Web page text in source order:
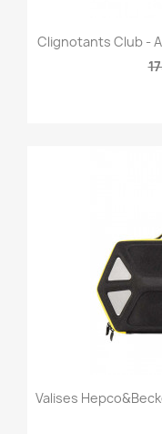
Clignotants Club -
Valises